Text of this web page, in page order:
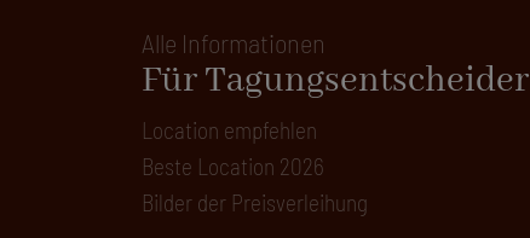
Alle Informationen
Für Tagungsentscheider
Location empfehlen
Beste Location 2026
Bilder der Preisverleihung